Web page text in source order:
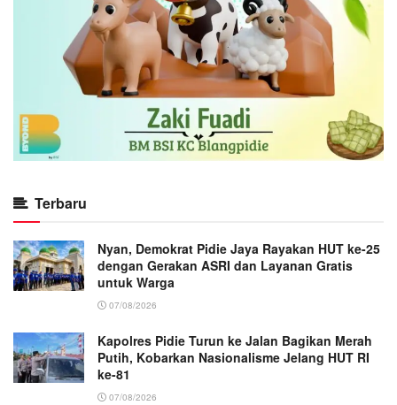
Terbaru
Nyan, Demokrat Pidie Jaya Rayakan HUT ke-25
dengan Gerakan ASRI dan Layanan Gratis
untuk Warga
07/08/2026
Kapolres Pidie Turun ke Jalan Bagikan Merah
Putih, Kobarkan Nasionalisme Jelang HUT RI
ke-81
07/08/2026